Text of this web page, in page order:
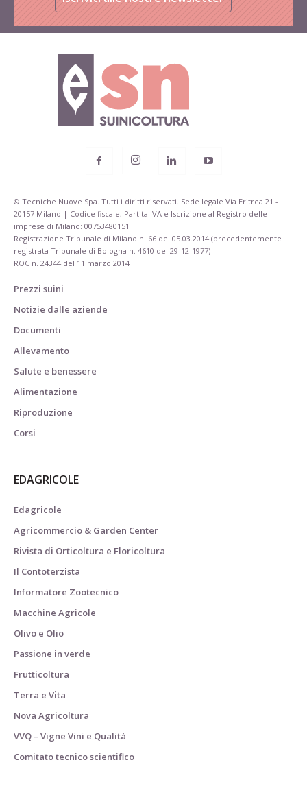
© Tecniche Nuove Spa. Tutti i diritti riservati. Sede legale Via Eritrea 21 -
20157 Milano | Codice fiscale, Partita IVA e Iscrizione al Registro delle
imprese di Milano: 00753480151
Registrazione Tribunale di Milano n. 66 del 05.03.2014 (precedentemente
registrata Tribunale di Bologna n. 4610 del 29-12-1977)
ROC n. 24344 del 11 marzo 2014
Prezzi suini
Notizie dalle aziende
Documenti
Allevamento
Salute e benessere
Alimentazione
Riproduzione
Corsi
EDAGRICOLE
Edagricole
Agricommercio & Garden Center
Rivista di Orticoltura e Floricoltura
Il Contoterzista
Informatore Zootecnico
Macchine Agricole
Olivo e Olio
Passione in verde
Frutticoltura
Terra e Vita
Nova Agricoltura
VVQ – Vigne Vini e Qualità
Comitato tecnico scientifico